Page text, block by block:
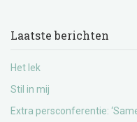
Laatste berichten
Het lek
Stil in mij
Extra persconferentie: